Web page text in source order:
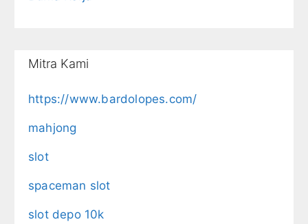
Mitra Kami
https://www.bardolopes.com/
mahjong
slot
spaceman slot
slot depo 10k